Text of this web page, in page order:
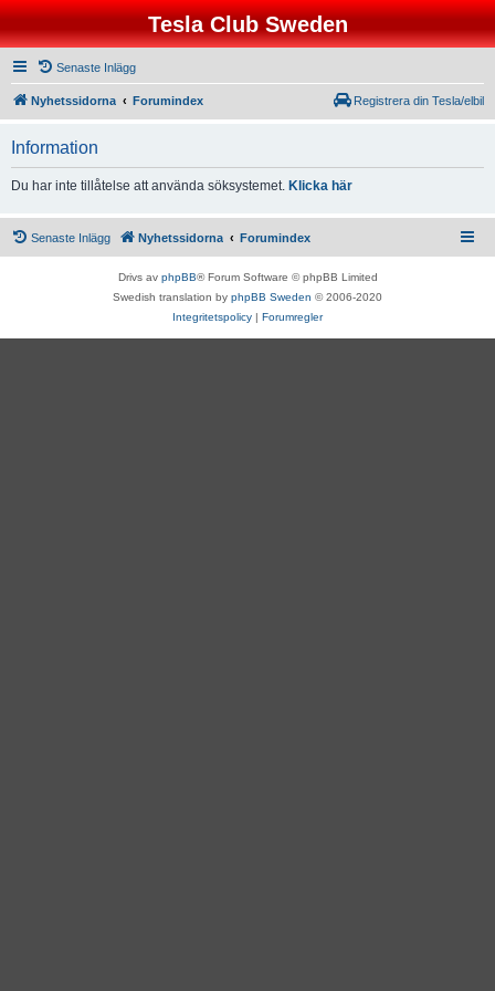
Tesla Club Sweden
Senaste Inlägg
Nyhetssidorna Forumindex Registrera din Tesla/elbil
Information
Du har inte tillåtelse att använda söksystemet. Klicka här
Senaste Inlägg Nyhetssidorna Forumindex
Drivs av phpBB® Forum Software © phpBB Limited
Swedish translation by phpBB Sweden © 2006-2020
Integritetspolicy | Forumregler